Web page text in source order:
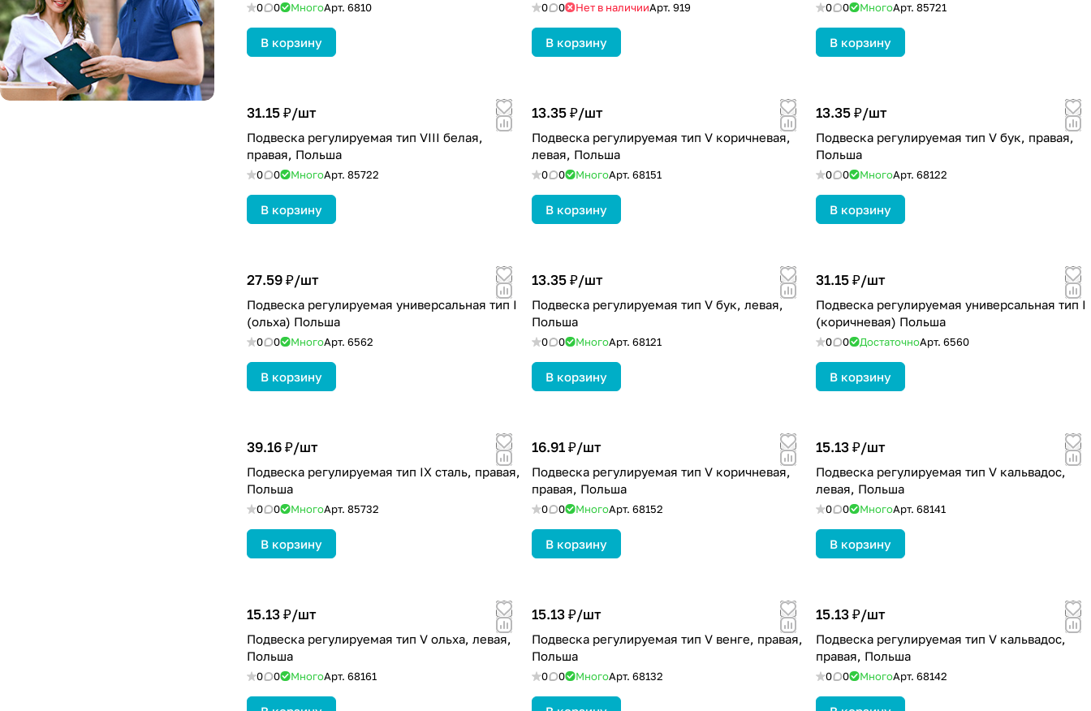
0 0 МногоАрт. 6810
В корзину
0 0 Нет в наличииАрт. 919
В корзину
0 0 МногоАрт.85721
В корзину
31.15 ₽/шт
Подвеска регулируемая тип VIII белая,
правая, Польша
0 0 МногоАрт. 85722
В корзину
13.35 ₽/шт
Подвеска регулируемая тип V коричневая,
левая, Польша
0 0 МногоАрт. 68151
В корзину
13.35 ₽/шт
Подвеска регулируемая тип V бук, правая,
Польша
0 0 МногоАрт.68122
В корзину
27.59 ₽/шт
Подвеска регулируемая универсальная тип I
(ольха) Польша
0 0 МногоАрт. 6562
В корзину
13.35 ₽/шт
Подвеска регулируемая тип V бук, левая,
Польша
0 0 МногоАрт. 68121
В корзину
31.15 ₽/шт
Подвеска регулируемая универсальная тип I
(коричневая) Польша
0 0 ДостаточноАрт.6560
В корзину
39.16 ₽/шт
Подвеска регулируемая тип IX сталь, правая,
Польша
0 0 МногоАрт. 85732
В корзину
16.91 ₽/шт
Подвеска регулируемая тип V коричневая,
правая, Польша
0 0 МногоАрт. 68152
В корзину
15.13 ₽/шт
Подвеска регулируемая тип V кальвадос,
левая, Польша
0 0 МногоАрт.68141
В корзину
15.13 ₽/шт
Подвеска регулируемая тип V ольха, левая,
Польша
0 0 МногоАрт. 68161
15.13 ₽/шт
Подвеска регулируемая тип V венге, правая,
Польша
0 0 МногоАрт. 68132
15.13 ₽/шт
Подвеска регулируемая тип V кальвадос,
правая, Польша
0 0 МногоАрт.68142